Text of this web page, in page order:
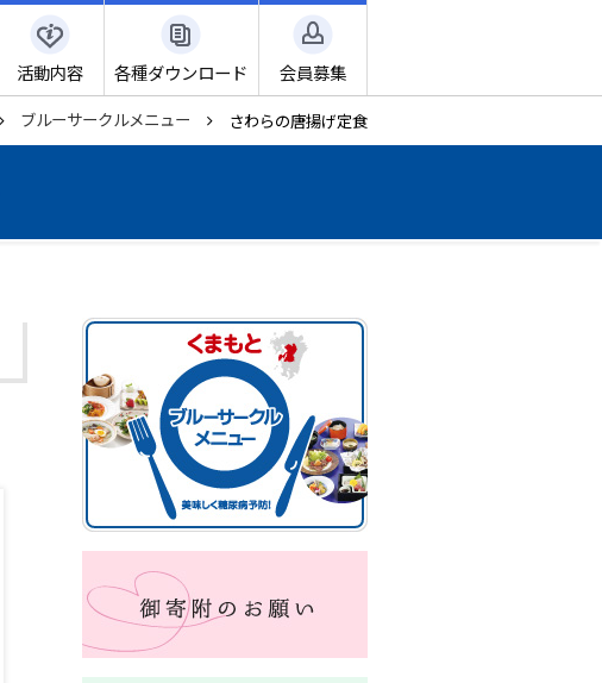
活動内容 各種ダウンロード 会員募集
ブルーサークルメニュー さわらの唐揚げ定食